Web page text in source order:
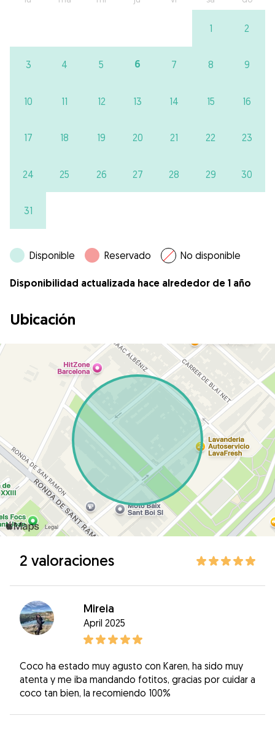
1 2
3 4 5 6 7 8 9
10 11 12 13 14 15 16
17 18 19 20 21 22 23
24 25 26 27 28 29 30
31
Disponible Reservado No disponible
Disponibilidad actualizada hace alrededor de 1 año
Ubicación
2 valoraciones
Mireia
April 2025
Coco ha estado muy agusto con Karen, ha sido muy
atenta y me iba mandando fotitos, gracias por cuidar a
coco tan bien, la recomiendo 100%